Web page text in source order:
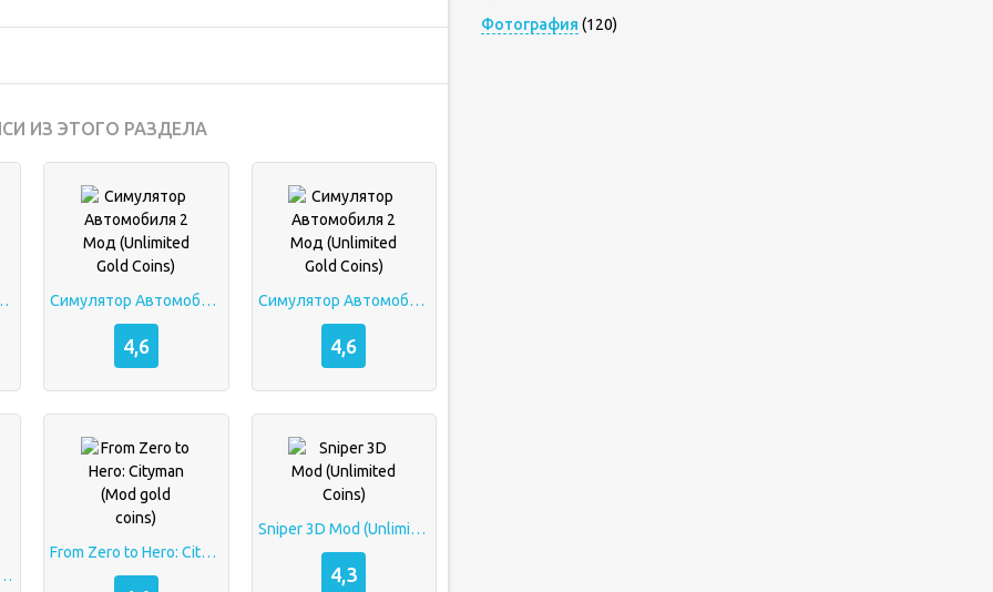
ИЗ ЭТОГО РАЗДЕЛА
Gold Coins) Симулятор Автомобиля 2 Мод (Unlimited Gold Coins)
4,6
Симулятор Автомобиля 2 Мод (Unlimited Gold Coins)
4,6
(Unlimited Gold Coins/Money)
From Zero to Hero: Cityman (Mod gold coins)
Sniper 3D Mod (Unlimited Coins)
4,3
Фотография (120)